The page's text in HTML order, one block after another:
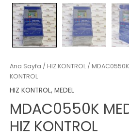
Ana Sayfa / HIZ KONTROL / MDAC0550K
KONTROL
HIZ KONTROL, MEDEL
MDAC0550K
HIZ KONTROL